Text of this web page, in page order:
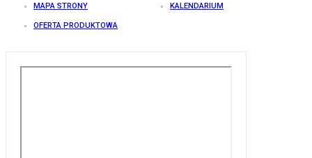
MAPA STRONY KALENDARIUM
OFERTA PRODUKTOWA